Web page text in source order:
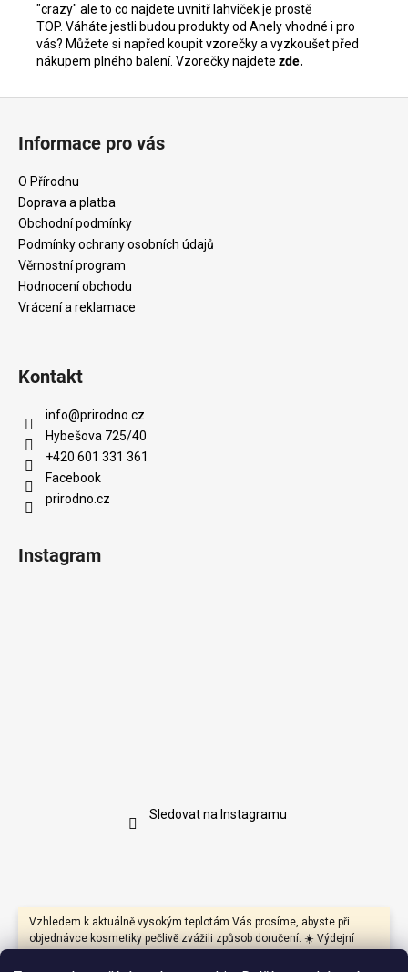
Vzhledem k aktuálně vysokým teplotám Vás prosíme, abyste při
objednávce kosmetiky pečlivě zvážili způsob doručení. ☀️ Výdejní
"crazy" ale to co najdete uvnitř lahviček je prostě
TOP. Váháte jestli budou produkty od Anely vhodné i pro
vás? Můžete si napřed koupit vzorečky a vyzkoušet před
nákupem plného balení. Vzorečky najdete zde.
Informace pro vás
O Přírodnu
Doprava a platba
Obchodní podmínky
Podmínky ochrany osobních údajů
Věrnostní program
Hodnocení obchodu
Vrácení a reklamace
Kontakt
info@prirodno.cz
Hybešova 725/40
+420 601 331 361
Facebook
prirodno.cz
Instagram
Sledovat na Instagramu